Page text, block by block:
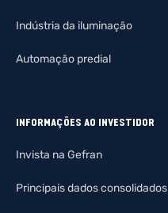
Indústria da iluminação
Automação predial
INFORMAÇÕES AO INVESTIDOR
Invista na Gefran
Principais dados consolidados